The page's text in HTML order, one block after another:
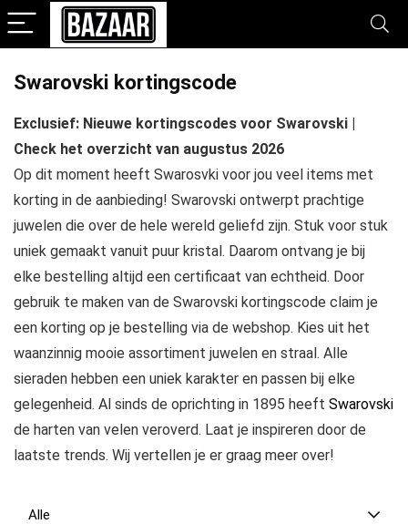
Swarovski kortingscode
Exclusief: Nieuwe kortingscodes voor Swarovski |
Check het overzicht van augustus 2026
Op dit moment heeft Swarosvki voor jou veel items met
korting in de aanbieding! Swarovski ontwerpt prachtige
juwelen die over de hele wereld geliefd zijn. Stuk voor stuk
uniek gemaakt vanuit puur kristal. Daarom ontvang je bij
elke bestelling altijd een certificaat van echtheid. Door
gebruik te maken van de Swarovski kortingscode claim je
een korting op je bestelling via de webshop. Kies uit het
waanzinnig mooie assortiment juwelen en straal. Alle
sieraden hebben een uniek karakter en passen bij elke
gelegenheid. Al sinds de oprichting in 1895 heeft Swarovski
de harten van velen veroverd. Laat je inspireren door de
laatste trends. Wij vertellen je er graag meer over!
Alle